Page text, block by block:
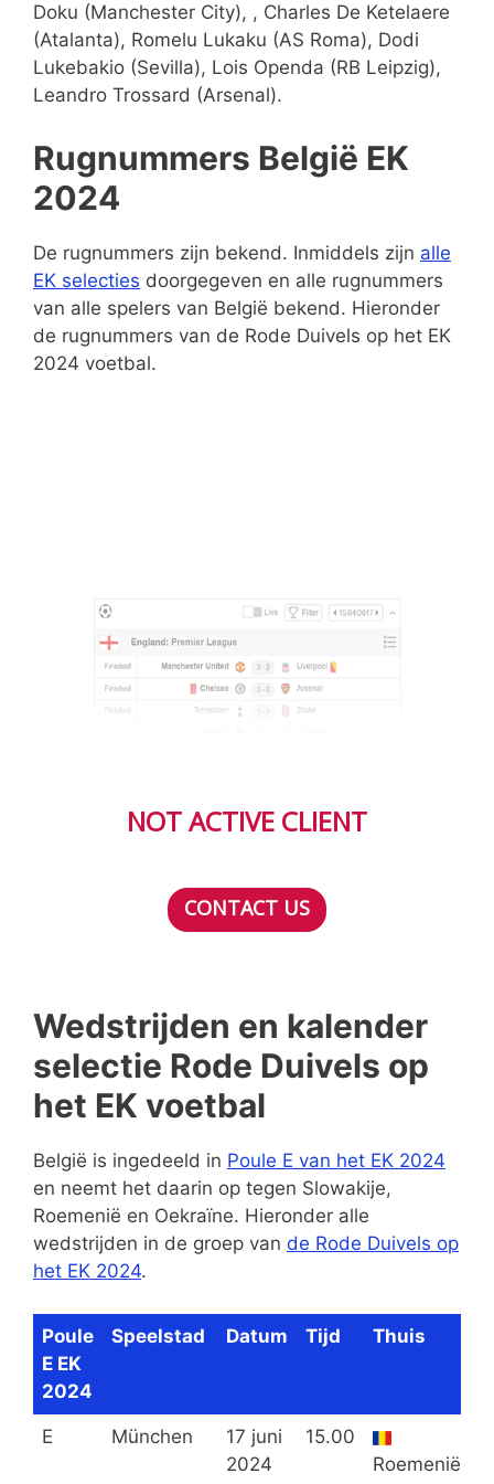
Doku (Manchester City), , Charles De Ketelaere
(Atalanta), Romelu Lukaku (AS Roma), Dodi
Lukebakio (Sevilla), Lois Openda (RB Leipzig),
Leandro Trossard (Arsenal).
Rugnummers België EK
2024
De rugnummers zijn bekend. Inmiddels zijn alle
EK selecties doorgegeven en alle rugnummers
van alle spelers van België bekend. Hieronder
de rugnummers van de Rode Duivels op het EK
2024 voetbal.
NOT ACTIVE CLIENT
CONTACT US
Wedstrijden en kalender
selectie Rode Duivels op
het EK voetbal
België is ingedeeld in Poule E van het EK 2024
en neemt het daarin op tegen Slowakije,
Roemenië en Oekraïne. Hieronder alle
wedstrijden in de groep van de Rode Duivels op
het EK 2024.
Poule
E EK
2024
Speelstad Datum Tijd Thuis
E München
17 juni
2024
15.00
Roemenië